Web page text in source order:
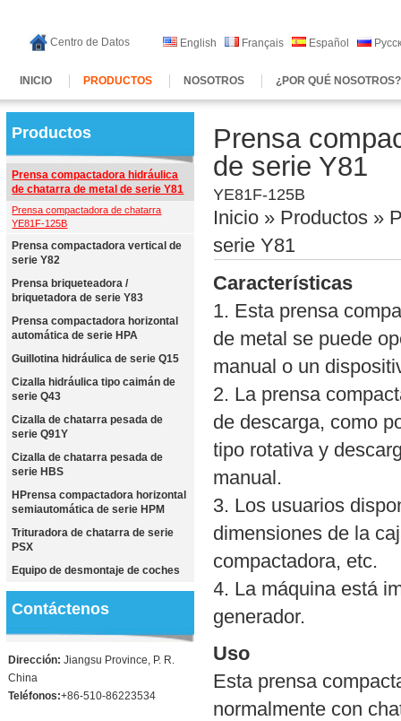
Centro de Datos English Français Español
INICIO PRODUCTOS NOSOTROS ¿POR QUÉ NOSOTROS?
Productos
Prensa compactadora hidráulica
de chatarra de metal de serie Y81
Prensa compactadora de chatarra
YE81F-125B
Prensa compactadora vertical de
serie Y82
Prensa briqueteadora /
briquetadora de serie Y83
Prensa compactadora horizontal
automática de serie HPA
Guillotina hidráulica de serie Q15
Cizalla hidráulica tipo caimán de
serie Q43
Cizalla de chatarra pesada de
serie Q91Y
Cizalla de chatarra pesada de
serie HBS
HPrensa compactadora horizontal
semiautomática de serie HPM
Trituradora de chatarra de serie
PSX
Equipo de desmontaje de coches
Contáctenos
Dirección: Jiangsu Province, P. R.
China
Teléfonos:+86-510-86223534
Prensa
de serie Y81
YE81F-125B
Inicio » Productos »
serie Y81
Características
1. Esta prensa
de metal se puede
manual o un
2. La prensa
de descarga, como
tipo rotativa y
manual.
3. Los usuarios
dimensiones de la
compactadora, etc.
4. La máquina está
generador.
Uso
Esta prensa
normalmente con